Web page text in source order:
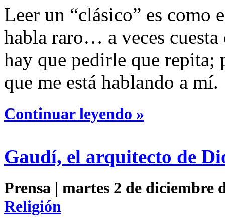
Leer un “clásico” es como
habla raro… a veces
hay que pedirle que repita;
que me está hablando a mí.
Continuar leyendo »
Gaudí, el arquitecto de
Prensa | martes 2 de diciembre
Religión